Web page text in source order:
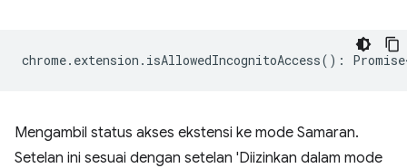
chrome. extension . isAllowedIncognitoAccess() :
Mengambil status akses ekstensi ke mode Samaran.
Setelan ini sesuai dengan setelan 'Diizinkan dalam mode